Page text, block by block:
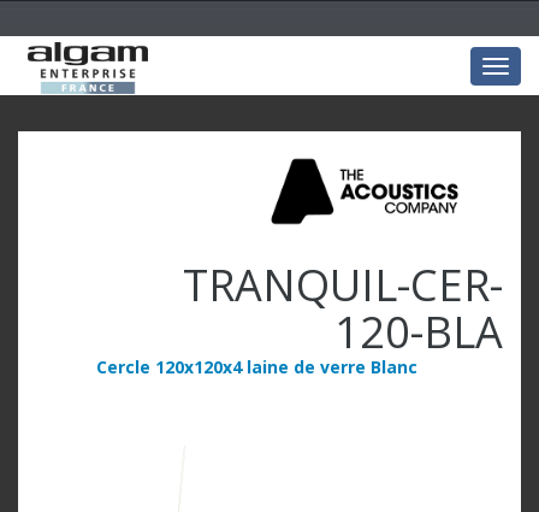
TRANQUIL-CER-
120-BLA
Cercle 120x120x4 laine de verre Blanc